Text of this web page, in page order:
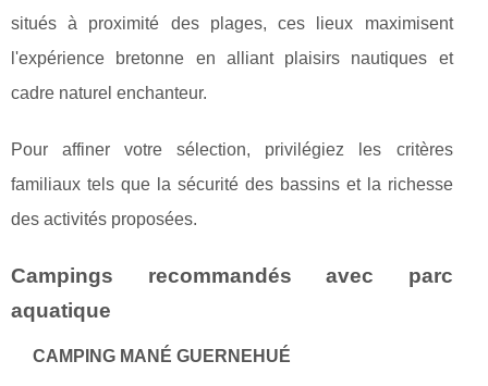
situés à proximité des plages, ces lieux maximisent
l'expérience bretonne en alliant plaisirs nautiques et
cadre naturel enchanteur.
Pour affiner votre sélection, privilégiez les critères
familiaux tels que la sécurité des bassins et la richesse
des activités proposées.
Campings recommandés avec parc
aquatique
CAMPING MANÉ GUERNEHUÉ